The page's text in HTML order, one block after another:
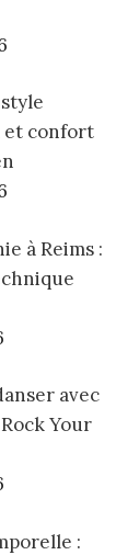
confort
à Reims :
avec
Your
: